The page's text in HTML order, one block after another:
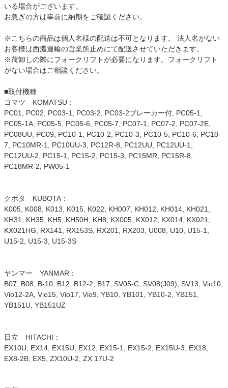
いる場合がございます。
お急ぎの方は事前に納期をご確認ください。
※こちらの商品は個人名様の配送は不可となります。 法人名がない
お客様は西濃運輸の営業所止めにて配送させていただきます。
※荷卸しの際にフォークリフトが必要になります。フォークリフト
がない場合はご相談ください。
■取付機種
コマツ KOMATSU：
PC01, PC02, PC03-1, PC03-2, PC03-2ブレーカー付, PC05-1,
PC05-1A, PC05-5, PC05-6, PC05-7, PC07-1, PC07-2, PC07-2E,
PC08UU, PC09, PC10-1, PC10-2, PC10-3, PC10-5, PC10-6, PC10-
7, PC10MR-1, PC10UU-3, PC12R-8, PC12UU, PC12UU-1,
PC12UU-2, PC15-1, PC15-2, PC15-3, PC15MR, PC15R-8,
PC18MR-2, PW05-1
クボタ KUBOTA：
K005, K008, K013, K015, K022, KH007, KH012, KH014, KH021,
KH31, KH35, KH5, KH50H, KH8, KX005, KX012, KX014, KX021,
KX021HG, RX141, RX153S, RX201, RX203, U008, U10, U15-1,
U15-2, U15-3, U15-3S
ヤンマー YANMAR：
B07, B08, B-10, B12, B12-2, B17, SV05-C, SV08(J09), SV13, Vio10,
Vio12-2A, Vio15, Vio17, Vio9, YB10, YB101, YB10-2, YB151,
YB151U, YB151UZ
日立 HITACHI：
EX10U, EX14, EX15U, EX12, EX15-1, EX15-2, EX15U-3, EX18,
EX8-2B, EX5, ZX10U-2, ZX 17U-2